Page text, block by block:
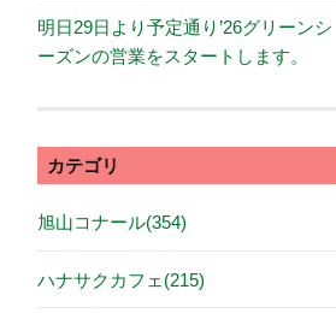
明日29日より予定通り’26グリーンシ
ーズンの営業をスタートします。
カテゴリ
旭山コナール(354)
ハナサクカフェ(215)